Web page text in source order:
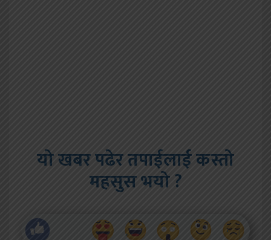
यो खबर पढेर तपाईलाई कस्तो
महसुस भयो ?